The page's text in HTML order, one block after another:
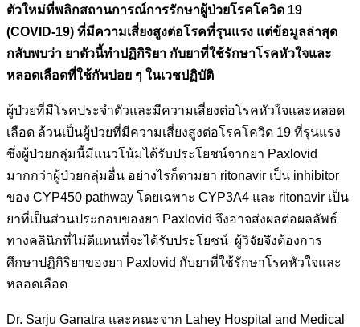
ตัวใหม่ที่พลิกสถานการณ์การรักษาผู้ป่วยโรคโควิด 19
(COVID-19) ที่มีความเสี่ยงสูงต่อโรคที่รุนแรง แต่ข้อมูลล่าสุด
กลับพบว่า ยาตัวนี้ทำปฏิกิริยา กับยาที่ใช้รักษาโรคหัวใจและ
หลอดเลือดที่ใช้กันบ่อย ๆ ในเวชปฏิบัติ
ผู้ป่วยที่มีโรคประจำตัวและมีความเสี่ยงต่อโรคหัวใจและหลอด
เลือด ล้วนเป็นผู้ป่วยที่มีความเสี่ยงสูงต่อโรคโควิด 19 ที่รุนแรง
ซึ่งผู้ป่วยกลุ่มนี้มีแนวโน้มได้รับประโยชน์จากยา Paxlovid
มากกว่าผู้ป่วยกลุ่มอื่น อย่างไรก็ตามยา ritonavir เป็น inhibitor
ของ CYP450 pathway โดยเฉพาะ CYP3A4 และ ritonavir เป็น
ยาที่เป็นส่วนประกอบของยา Paxlovid จึงอาจส่งผลต่อผลลัพธ์
ทางคลินิกที่ไม่ดีแทนที่จะได้รับประโยชน์ ผู้วิจัยจึงต้องการ
ศึกษาปฏิกิริยาของยา Paxlovid กับยาที่ใช้รักษาโรคหัวใจและ
หลอดเลือด
Dr. Sarju Ganatra และคณะจาก Lahey Hospital and Medical